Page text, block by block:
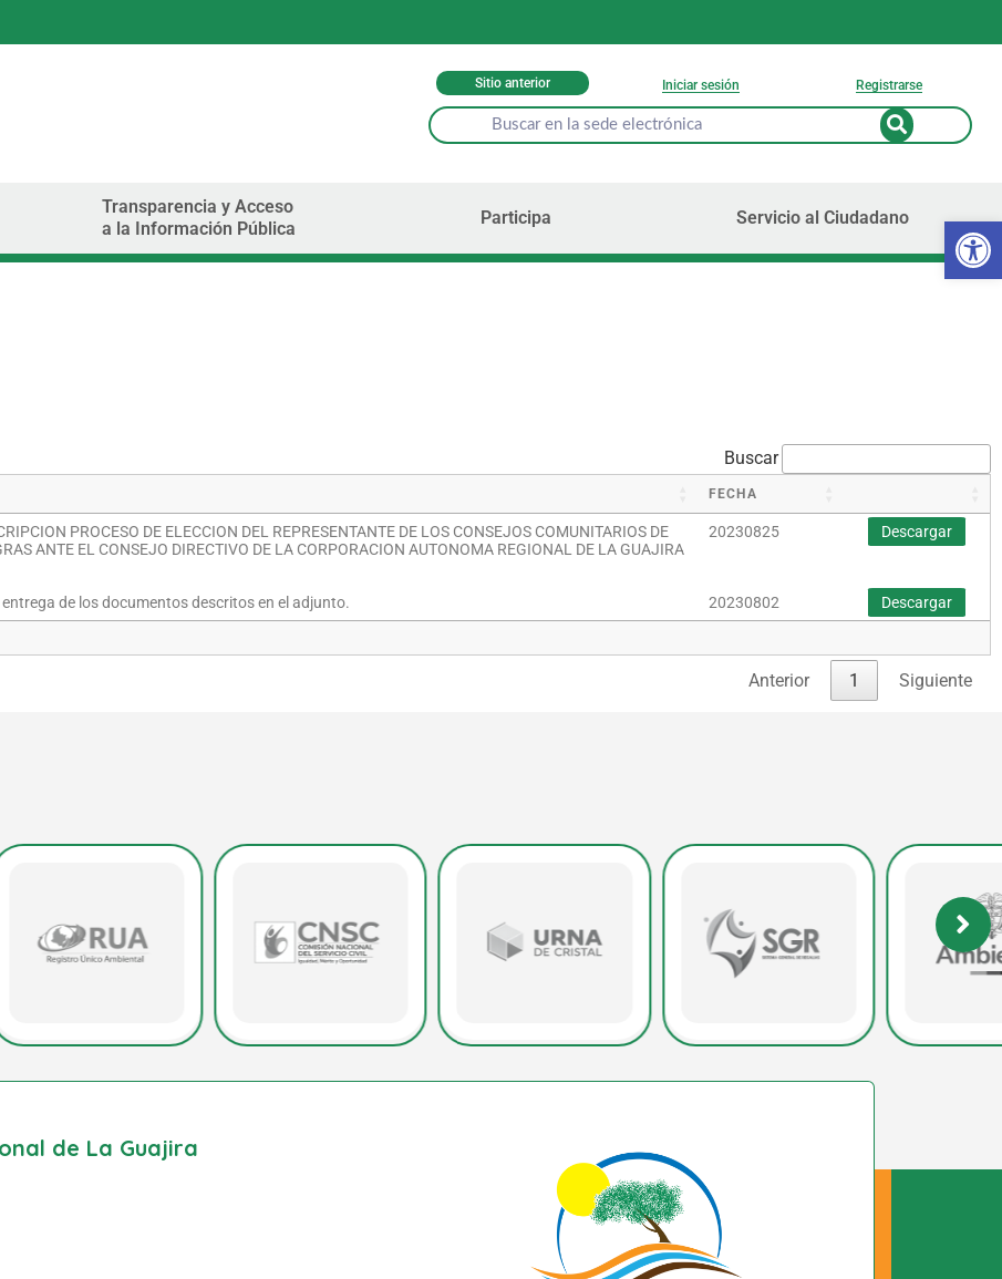
Sitio anterior Iniciar sesión Registrarse
Transparencia y Acceso
a la Información Pública
Participa Servicio al Ciudadano
Buscar
FECHA
PROCESO DE ELECCION DEL REPRESENTANTE DE LOS CONSEJOS COMUNITARIOS DE
ANTE EL CONSEJO DIRECTIVO DE LA CORPORACION AUTONOMA REGIONAL DE LA GUAJIRA
20230825 Descargar
de los documentos descritos en el adjunto. 20230802 Descargar
Anterior 1 Siguiente
de La Guajira